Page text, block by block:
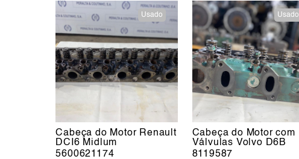
Usado
Cabeça do Motor Renault
DCI6 Midlum
5600621174
Usado
Cabeça do Motor com
Válvulas Volvo D6B
8119587